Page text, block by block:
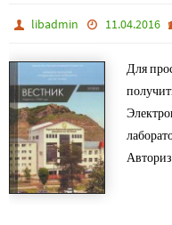
libadmin 11.04.2016
Для